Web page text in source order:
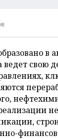
в
ведет свою